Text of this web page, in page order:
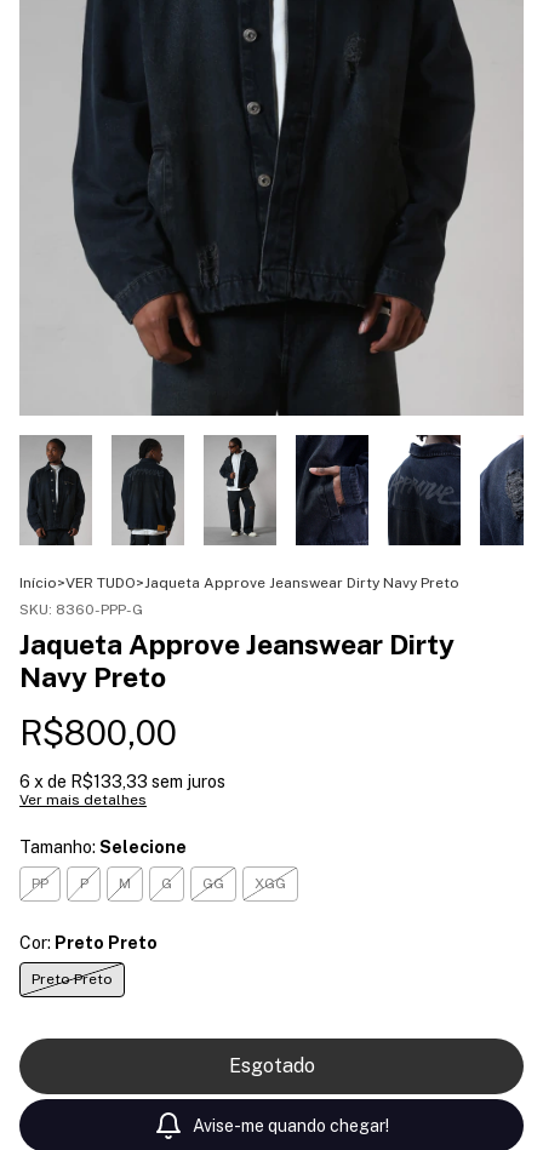
Início>VER TUDO> Jaqueta Approve Jeanswear Dirty Navy Preto
SKU: 8360-PPP-G
Jaqueta Approve Jeanswear Dirty
Navy Preto
R$800,00
6 x de R$133,33 sem juros
Ver mais detalhes
Tamanho: Selecione
PP P M G GG XGG
Cor: Preto Preto
Preto Preto
Avise-me quando chegar!